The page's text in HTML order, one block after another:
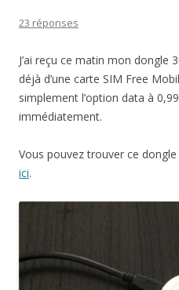
23 réponses
J’ai reçu ce matin mon dongle
déjà d’une carte SIM Free
simplement l’option data à
immédiatement.
Vous pouvez trouver ce
ici.